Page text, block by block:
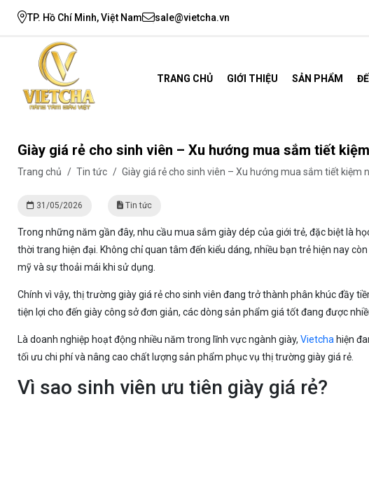
TP. Hồ Chí Minh, Việt Nam sale@vietcha.vn
TRANG CHỦ GIỚI THIỆU SẢN PHẨM
Giày giá rẻ cho sinh viên – Xu hướng mua sắm tiết
Trang chủ / Tin tức / Giày giá rẻ cho sinh viên – Xu hướng mua sắm tiết kiệm
31/05/2026 Tin tức
Trong những năm gần đây, nhu cầu mua sắm giày dép của giới trẻ, đặc biệt là
thời trang hiện đại. Không chỉ quan tâm đến kiểu dáng, nhiều bạn trẻ hiện nay
mỹ và sự thoải mái khi sử dụng.
Chính vì vậy, thị trường giày giá rẻ cho sinh viên đang trở thành phân khúc đầy
tiện lợi cho đến giày công sở đơn giản, các dòng sản phẩm giá tốt đang được
Là doanh nghiệp hoạt động nhiều năm trong lĩnh vực ngành giày, Vietcha hiện
tối ưu chi phí và nâng cao chất lượng sản phẩm phục vụ thị trường giày giá rẻ.
Vì sao sinh viên ưu tiên giày giá rẻ?